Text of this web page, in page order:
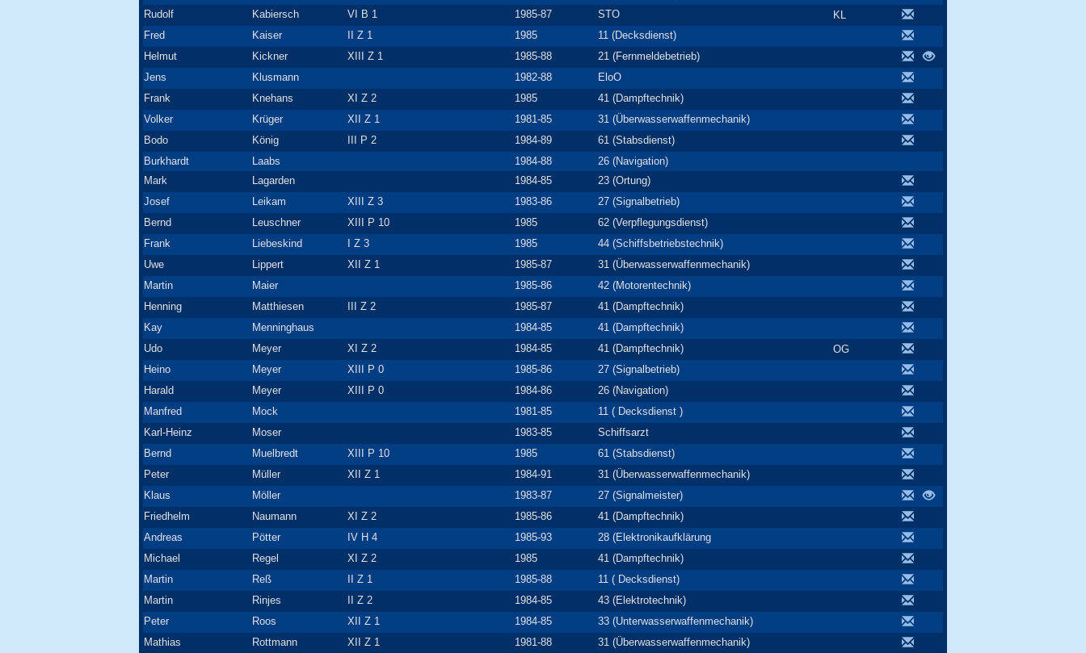
Rudolf
Kabiersch VI B 1 1985-87 STO
KL
Fred
Kaiser II Z 1 1985
11 (Decksdienst)
Helmut
Kickner XIII Z 1 1985-88
21 (Fernmeldebetrieb)
Jens
Klusmann 1982-88
EloO
Frank
Knehans XI Z 2 1985
41 (Dampftechnik)
Volker
Krüger XII Z 1 1981-85
31 (Überwasserwaffenmechanik)
Bodo
König III P 2 1984-89
61 (Stabsdienst)
Burkhardt
Laabs 1984-88
26 (Navigation)
Mark
Lagarden 1984-85
23 (Ortung)
Josef
Leikam XIII Z 3 1983-86
27 (Signalbetrieb)
Bernd
Leuschner XIII P 10 1985
62 (Verpflegungsdienst)
Frank
Liebeskind I Z 3 1985
44 (Schiffsbetriebstechnik)
Uwe
Lippert XII Z 1 1985-87
31 (Überwasserwaffenmechanik)
Martin
Maier 1985-86
42 (Motorentechnik)
Henning
Matthiesen III Z 2 1985-87
41 (Dampftechnik)
Kay
Menninghaus 1984-85
41 (Dampftechnik)
Udo
Meyer XI Z 2 1984-85 41 (Dampftechnik)
OG
Heino
Meyer XIII P 0 1985-86
27 (Signalbetrieb)
Harald
Meyer XIII P 0 1984-86
26 (Navigation)
Manfred
Mock 1981-85
11 ( Decksdienst )
Karl-Heinz
Moser 1983-85
Schiffsarzt
Bernd
Muelbredt XIII P 10 1985
61 (Stabsdienst)
Peter
Müller XII Z 1 1984-91
31 (Überwasserwaffenmechanik)
Klaus
Möller 1983-87
27 (Signalmeister)
Friedhelm
Naumann XI Z 2 1985-86
41 (Dampftechnik)
Andreas
Pötter IV H 4 1985-93
28 (Elektronikaufklärung
Michael
Regel XI Z 2 1985
41 (Dampftechnik)
Martin
Reß II Z 1 1985-88
11 ( Decksdienst)
Martin
Rinjes II Z 2 1984-85
43 (Elektrotechnik)
Peter
Roos XII Z 1 1984-85
33 (Unterwasserwaffenmechanik)
Mathias
Rottmann XII Z 1 1981-88
31 (Überwasserwaffenmechanik)